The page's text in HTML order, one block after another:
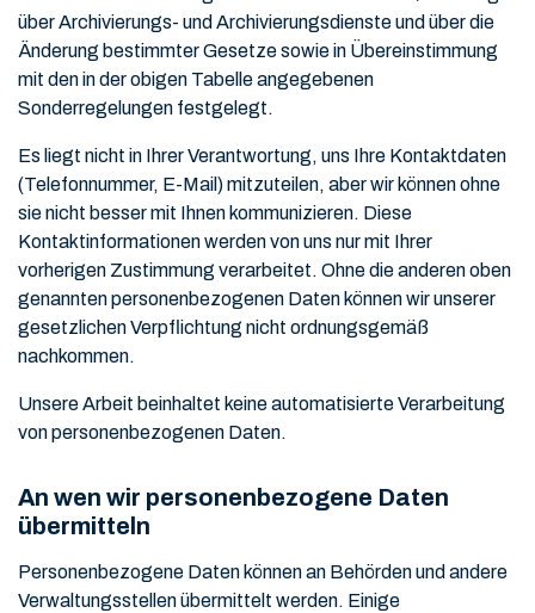
über Archivierungs- und Archivierungsdienste und über die
Änderung bestimmter Gesetze sowie in Übereinstimmung
mit den in der obigen Tabelle angegebenen
Sonderregelungen festgelegt.
Es liegt nicht in Ihrer Verantwortung, uns Ihre Kontaktdaten
(Telefonnummer, E-Mail) mitzuteilen, aber wir können ohne
sie nicht besser mit Ihnen kommunizieren. Diese
Kontaktinformationen werden von uns nur mit Ihrer
vorherigen Zustimmung verarbeitet. Ohne die anderen oben
genannten personenbezogenen Daten können wir unserer
gesetzlichen Verpflichtung nicht ordnungsgemäß
nachkommen.
Unsere Arbeit beinhaltet keine automatisierte Verarbeitung
von personenbezogenen Daten.
An wen wir personenbezogene Daten
übermitteln
Personenbezogene Daten können an Behörden und andere
Verwaltungsstellen übermittelt werden. Einige